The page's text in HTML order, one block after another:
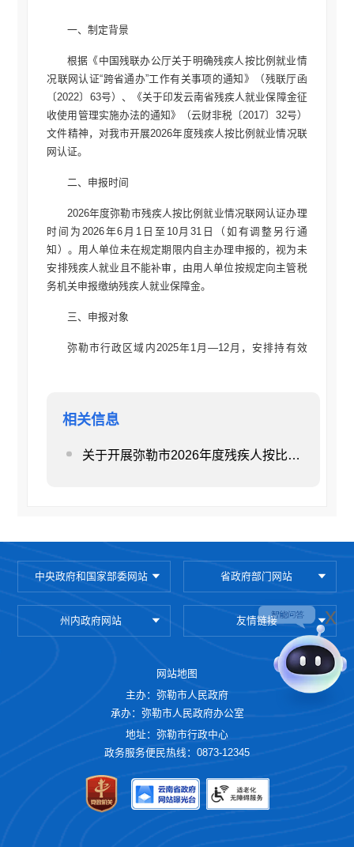
一、制定背景
根据《中国残联办公厅关于明确残疾人按比例就业情
况联网认证“跨省通办”工作有关事项的通知》（残联厅函
〔2022〕63号）、《关于印发云南省残疾人就业保障金征
收使用管理实施办法的通知》（云财非税〔2017〕32号）
文件精神，对我市开展2026年度残疾人按比例就业情况联
网认证。
二、申报时间
2026年度弥勒市残疾人按比例就业情况联网认证办理
时间为2026年6月1日至10月31日（如有调整另行通
知）。用人单位未在规定期限内自主办理申报的，视为未
安排残疾人就业且不能补审，由用人单位按规定向主管税
务机关申报缴纳残疾人就业保障金。
三、申报对象
弥勒市行政区域内2025年1月—12月，安排持有效
2025年度未安排残疾人就业的用人单位或已完成联网认证
云南省税务局电子税务局”或到当地主管税务机关自主申报
→注册法人账号→法人实名认证→红河哈尼族彝族自治州
弥勒市→市残联→全国残疾人按比例就业情况联网认证
（在线办理）→我要申报→单位信息维护→残疾人安置管
理→导入上一年申报名册完善残疾人信息→保存提交→均
校验通过→完成申报→市残联推送到税务机关→打印审核
确认书。（操作流程详见附件2）。
2.登录网址
accessLink=92598fbe7fa14de597cdedff0f001aa4&refer=CP#/
点击“我要申报”→“云南政务服务网”→切换到法人登录→填
写账号密码验证码登录→单位信息维护保存→同办理流程
相关信息
关于开展弥勒市2026年度残疾人按比例就业情况联网认证的通知
中央政府和国家部委网站 省政府部门网站
州内政府网站 友情链接
网站地图
主办：弥勒市人民政府
承办：弥勒市人民政府办公室
地址：弥勒市行政中心
政务服务便民热线：0873-12345
x